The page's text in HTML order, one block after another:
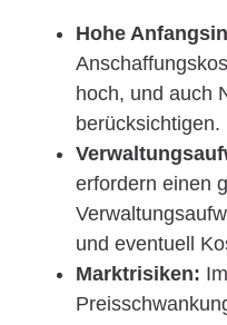
Hohe
hoch, und auch
berücksichtigen.
erfordern einen
und eventuell
Marktrisiken: